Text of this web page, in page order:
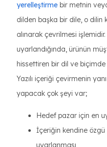
yerelleştirme bir metnin
dilden başka bir dile, o
alınarak çevrilmesi
uyarlandığında, ürünün
hissettiren bir dil ve biçimde
Yazılı içeriği çevirmenin
yapacak çok şeyi var;
Hedef pazar için en
İçeriğin kendine